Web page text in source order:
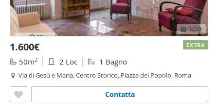
1/20
1.600€
50m2 2 Loc 1 Bagno
Via di Gesù e Maria, Centro Storico, Piazza del Popolo, Roma
Contatta
EXTRA